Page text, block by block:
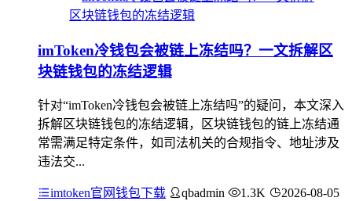
imToken冷钱包会被链上冻结吗？一文拆解区
块链钱包的冻结逻辑
针对“imToken冷钱包会被链上冻结吗”的疑问，本文深入
拆解区块链钱包的冻结逻辑，区块链钱包的链上冻结通
常需满足特定条件，如司法机关的合规指令、地址涉及
违法交...
imtoken官网钱包下载 qbadmin 1.3K 2026-08-05